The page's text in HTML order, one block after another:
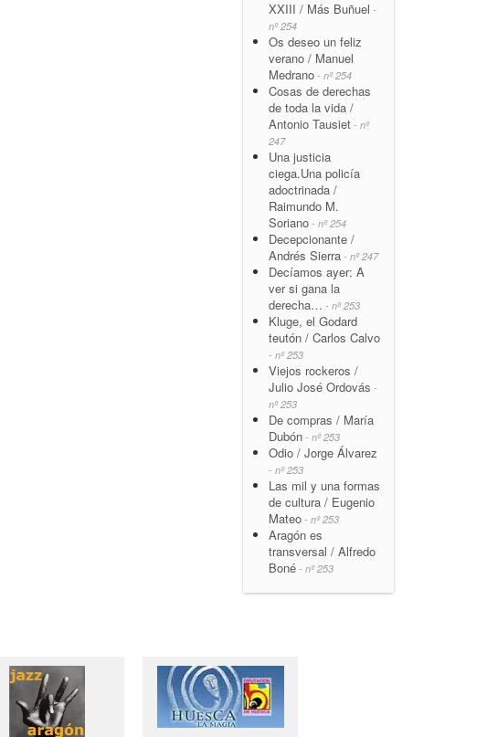
XXIII / Más Buñuel -
nº 254
Os deseo un feliz
verano / Manuel
Medrano - nº 254
Cosas de derechas
de toda la vida /
Antonio Tausiet - nº
247
Una justicia
ciega.Una policía
adoctrinada /
Raimundo M.
Soriano - nº 254
Decepcionante /
Andrés Sierra - nº 247
Decíamos ayer: A
ver si gana la
derecha… - nº 253
Kluge, el Godard
teutón / Carlos Calvo
- nº 253
Viejos rockeros /
Julio José Ordovás -
nº 253
De compras / María
Dubón - nº 253
Odio / Jorge Álvarez
- nº 253
Las mil y una formas
de cultura / Eugenio
Mateo - nº 253
Aragón es
transversal / Alfredo
Boné - nº 253